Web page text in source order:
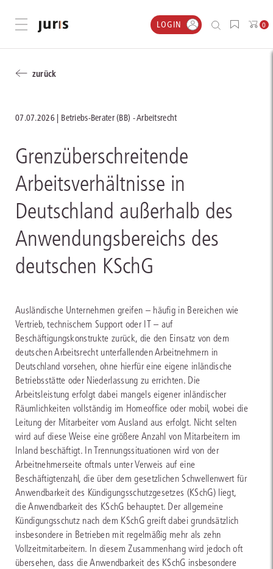
Menü öffnen LOGIN 0
zurück
07.07.2026 Betriebs-Berater (BB) - Arbeitsrecht
Grenzüberschreitende
Arbeitsverhältnisse in
Deutschland außerhalb des
Anwendungsbereichs des
deutschen KSchG
Ausländische Unternehmen greifen – häufig in Bereichen wie
Vertrieb, technischem Support oder IT – auf
Beschäftigungskonstrukte zurück, die den Einsatz von dem
deutschen Arbeitsrecht unterfallenden Arbeitnehmern in
Deutschland vorsehen, ohne hierfür eine eigene inländische
Betriebsstätte oder Niederlassung zu errichten. Die
Arbeitsleistung erfolgt dabei mangels eigener inländischer
Räumlichkeiten vollständig im Homeoffice oder mobil, wobei die
Leitung der Mitarbeiter vom Ausland aus erfolgt. Nicht selten
wird auf diese Weise eine größere Anzahl von Mitarbeitern im
Inland beschäftigt. In Trennungssituationen wird von der
Arbeitnehmerseite oftmals unter Verweis auf eine
Beschäftigtenzahl, die über dem gesetzlichen Schwellenwert für
Anwendbarkeit des Kündigungsschutzgesetzes (KSchG) liegt,
die Anwendbarkeit des KSchG behauptet. Der allgemeine
Kündigungsschutz nach dem KSchG greift dabei grundsätzlich
insbesondere in Betrieben mit regelmäßig mehr als zehn
Vollzeitmitarbeitern. In diesem Zusammenhang wird jedoch oft
übersehen, dass die Anwendbarkeit des KSchG insbesondere